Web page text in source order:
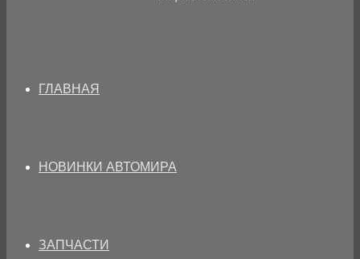
ГЛАВНАЯ
НОВИНКИ АВТОМИРА
ЗАПЧАСТИ